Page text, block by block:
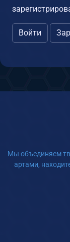
Войти
Мы объединяем
артами,